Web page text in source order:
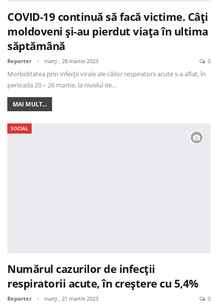
COVID-19 continuă să facă victime. Câți
moldoveni și-au pierdut viața în ultima
săptămână
Reporter marți , 28 martie 2023 0
Morbiditatea prin infecții virale ale căilor respiratorii acute s-a aflat, în
perioada 20 – 26 martie, la nivelul de…
MAI MULT...
SOCIAL
Numărul cazurilor de infecții
respiratorii acute, în creștere cu 5,4%
Reporter marți , 21 martie 2023 0